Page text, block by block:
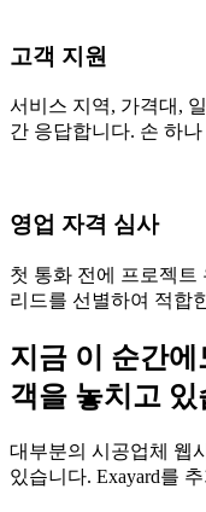
고객 지원
서비스 지역, 가격대,
간 응답합니다. 손 하
영업 자격 심사
첫 통화 전에 프로젝
리드를 선별하여 적합
지금 이 순간
객을 놓치고 있
대부분의 시공업체 웹
있습니다. Exayard를